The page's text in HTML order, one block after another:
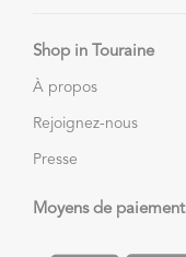
Shop in Touraine
À propos
Rejoignez-nous
Presse
Moyens de paiement